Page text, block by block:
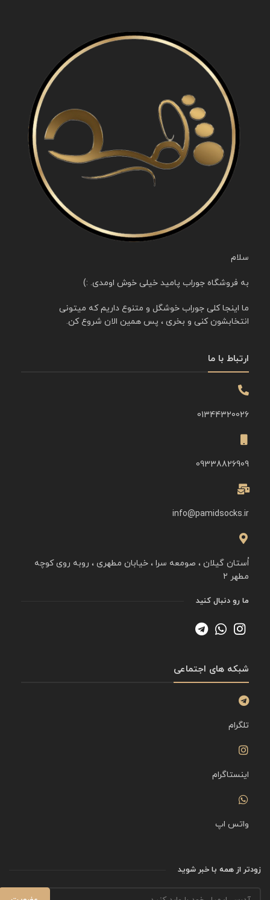
سلام
به فروشگاه جوراب پامید خیلی خوش اومدی. :)
ما اینجا کلی جوراب خوشگل و متنوع داریم که میتونی
انتخابشون کنی و بخری ، پس همین الان شروع کن.
ارتباط با ما
01344320026
09338826909
info@pamidsocks.ir
اُستان گیلان ، صومعه سرا ، خیابان مطهری ، روبه روی کوچه
مطهر ۲
ما رو دنبال کنید
شبکه های اجتماعی
تلگرام
اینستاگرام
واتس اپ
زودتر از همه با خبر شوید